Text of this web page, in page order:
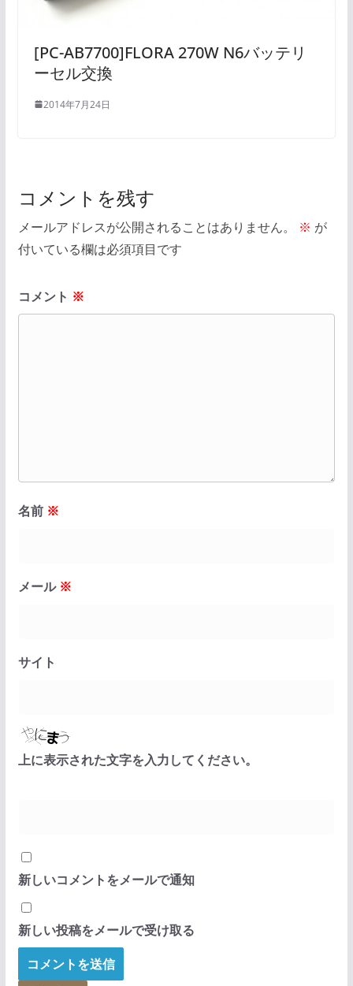
[PC-AB7700]FLORA 270W N6バッテリ
ーセル交換
2014年7月24日
コメントを残す
メールアドレスが公開されることはありません。 ※ が
付いている欄は必須項目です
コメント ※
名前 ※
メール ※
サイト
上に表示された文字を入力してください。
新しいコメントをメールで通知
新しい投稿をメールで受け取る